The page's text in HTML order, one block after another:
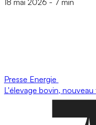
Presse Energie
L'élevage bovin, nouveau